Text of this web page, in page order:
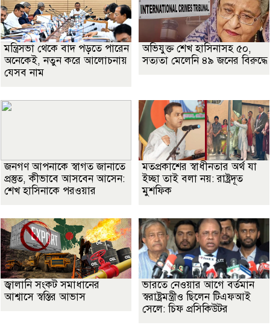
মন্ত্রিসভা থেকে বাদ পড়তে পারেন
অনেকেই, নতুন করে আলোচনায়
যেসব নাম
অভিযুক্ত শেখ হাসিনাসহ ৫০,
সত্যতা মেলেনি ৪৯ জনের বিরুদ্ধে
জনগণ আপনাকে স্বাগত জানাতে
প্রস্তুত, কীভাবে আসবেন আসেন:
শেখ হাসিনাকে পরওয়ার
মতপ্রকাশের স্বাধীনতার অর্থ যা
ইচ্ছা তাই বলা নয়: রাষ্ট্রদূত
মুশফিক
জ্বালানি সংকট সমাধানের
আশ্বাসে স্বস্তির আভাস
ভারতে নেওয়ার আগে বর্তমান
স্বরাষ্ট্রমন্ত্রীও ছিলেন টিএফআই
সেলে: চিফ প্রসিকিউটর